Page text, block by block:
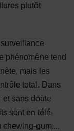
plutôt
phénomène tend
mais les
total. Dans
et sans doute
sont en télé-
chewing-gum....